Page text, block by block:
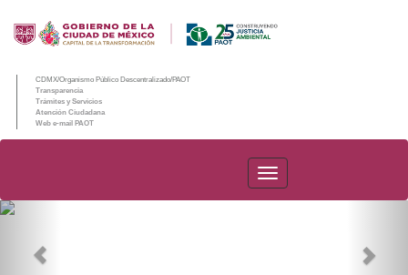
CDMX/Organismo Público Descentralizado/PAOT
Transparencia
Trámites y Servicios
Atención Ciudadana
Web e-mail PAOT
PAOT